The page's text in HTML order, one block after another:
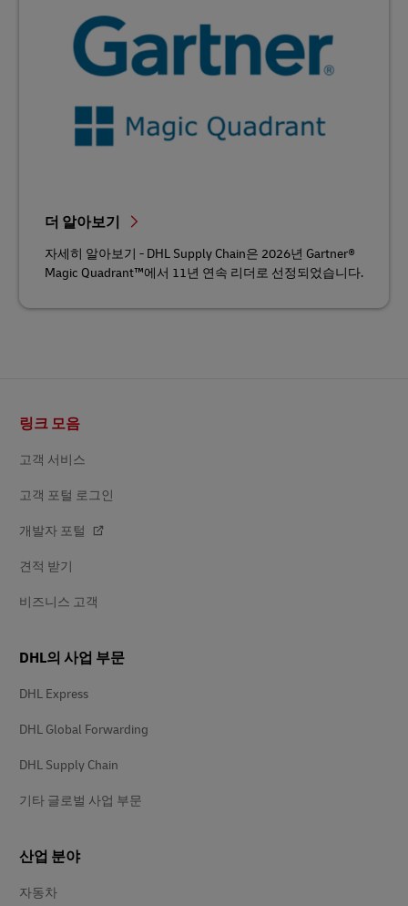
더 알아보기
자세히 알아보기 - DHL Supply Chain은 2026년 Gartner®
Magic Quadrant™에서 11년 연속 리더로 선정되었습니다.
닥
링크 모음
고객 서비스
고객 포털 로그인
개발자 포털
견적 받기
비즈니스 고객
DHL의 사업 부문
DHL Express
DHL Global Forwarding
DHL Supply Chain
기타 글로벌 사업 부문
산업 분야
자동차